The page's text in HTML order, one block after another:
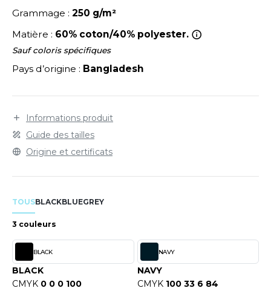
IN EUROPE
LABEL / TEAR AWAY
SHOPPING
VETEMENTS
OF THE LOOM
OF THE LOOM VINTAGE
- BLANKS
Grammage : 250 g/m²
Matière : 60% coton/40% polyester.
Sauf coloris spécifiques
Pays d’origine : Bangladesh
Informations produit
Guide des tailles
Origine et certificats
TOUSBLACKBLUEGREY
3 couleurs
BLACK
BLACK
CMYK 0 0 0 100
NAVY
NAVY
CMYK 100 33 6 84